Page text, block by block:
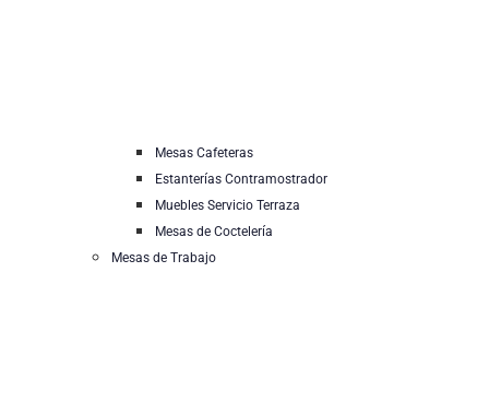
Mesas Cafeteras
Estanterías Contramostrador
Muebles Servicio Terraza
Mesas de Coctelería
Mesas de Trabajo